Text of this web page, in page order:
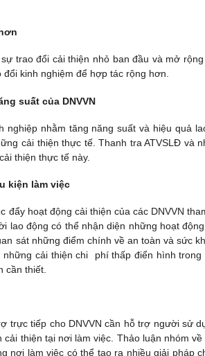
trao đổi cải thiện nhỏ ban đầu và mở
kinh nghiệm để hợp tác rộng hơn.
suất của DNVVN
nhằm tăng năng suất và hiệu quả
cải thiện thực tế. Thanh tra ATVSLĐ và
thiện thực tế này.
kiện làm việc
hoạt động cải thiện của các DNVVN
động có thể nhận diện những hoạt
sát những điểm chính về an toàn và sức
cải thiện chi phí thấp điển hình trong
cần thiết.
trực tiếp cho DNVVN cần hỗ trợ người sử
thiện tại nơi làm việc. Thảo luận nhóm
nơi làm việc có thể tạo ra nhiều giải pháp